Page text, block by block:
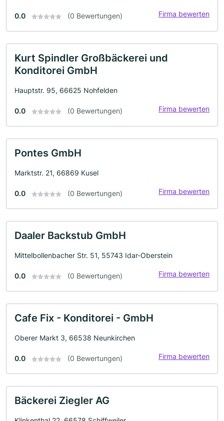
0.0 (0 Bewertungen) Firma bewerten
Kurt Spindler Großbäckerei und
Konditorei GmbH
Hauptstr. 95, 66625 Nohfelden
0.0 (0 Bewertungen) Firma bewerten
Pontes GmbH
Marktstr. 21, 66869 Kusel
0.0 (0 Bewertungen) Firma bewerten
Daaler Backstub GmbH
Mittelbollenbacher Str. 51, 55743 Idar-Oberstein
0.0 (0 Bewertungen) Firma bewerten
Cafe Fix - Konditorei - GmbH
Oberer Markt 3, 66538 Neunkirchen
0.0 (0 Bewertungen) Firma bewerten
Bäckerei Ziegler AG